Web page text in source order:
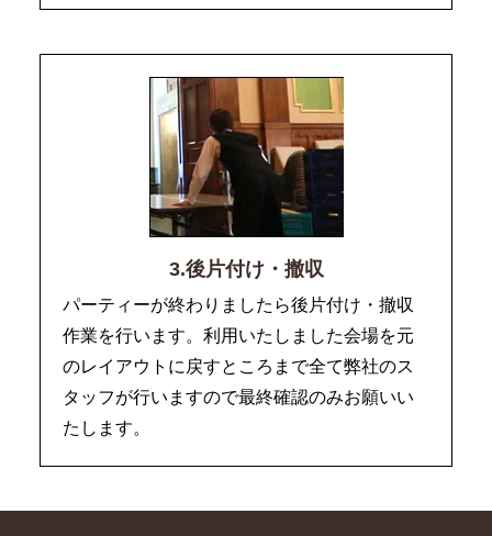
3.後片付け・撤収
パーティーが終わりましたら後片付け・撤収
作業を行います。利用いたしました会場を元
のレイアウトに戻すところまで全て弊社のス
タッフが行いますので最終確認のみお願いい
たします。